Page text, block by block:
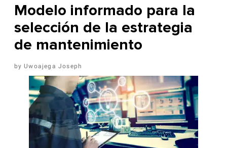
Modelo informado para la
selección de la estrategia
de mantenimiento
Uwoajega Joseph